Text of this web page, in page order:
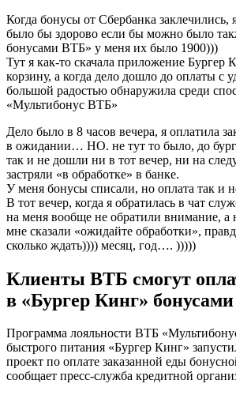
Когда бонусы от Сбербанка заклечились,
было бы здорово если бы можно было
бонусами ВТБ» у меня их было 1900)))
Тут я как-то скачала приложение Бургер
корзину, а когда дело дошло до оплаты с
большой радостью обнаружила среди
«Мультибонус ВТБ»
Дело было в 8 часов вечера, я оплатила
в ожидании… НО. не тут то было, до
так и не дошли ни в тот вечер, ни на
застряли «в обработке» в банке.
У меня бонусы списали, но оплата так и
В тот вечер, когда я обратилась в чат
на меня вообще не обратили внимание,
мне сказали «ожидайте обработки»,
сколько ждать)))) месяц, год…. )))))
Клиенты ВТБ смогут
в «Бургер Кинг» бонусами
Программа лояльности ВТБ
быстрого питания «Бургер Кинг»
проект по оплате заказанной еды
сообщает пресс-служба кредитной